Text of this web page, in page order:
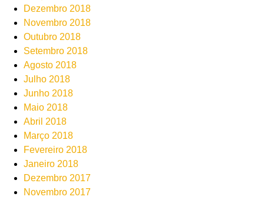
Dezembro 2018
Novembro 2018
Outubro 2018
Setembro 2018
Agosto 2018
Julho 2018
Junho 2018
Maio 2018
Abril 2018
Março 2018
Fevereiro 2018
Janeiro 2018
Dezembro 2017
Novembro 2017